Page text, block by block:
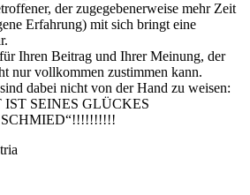
der zugegebenerweise mehr Zeit
Erfahrung) mit sich bringt eine
Ihren Beitrag und Ihrer Meinung, der
nur vollkommen zustimmen kann.
dabei nicht von der Hand zu weisen:
IST SEINES GLÜCKES